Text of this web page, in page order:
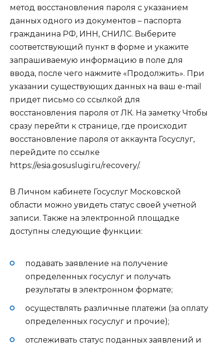
метод восстановления пароля с указанием
данных одного из документов – паспорта
гражданина РФ, ИНН, СНИЛС. Выберите
соответствующий пункт в форме и укажите
запрашиваемую информацию в поле для
ввода, после чего нажмите «Продолжить». При
указании существующих данных на ваш e-mail
придет письмо со ссылкой для
восстановления пароля от ЛК. На заметку Чтобы
сразу перейти к странице, где происходит
восстановление пароля от аккаунта Госуслуг,
перейдите по ссылке
https://esia.gosuslugi.ru/recovery/.
В Личном кабинете Госуслуг Московской
области можно увидеть статус своей учетной
записи. Также на электронной площадке
доступны следующие функции:
подавать заявление на получение
определенных госуслуг и получать
результаты в электронном формате;
осуществлять различные платежи (за оплату
определенных госуслуг и прочие);
отслеживать статус поданных заявлений и